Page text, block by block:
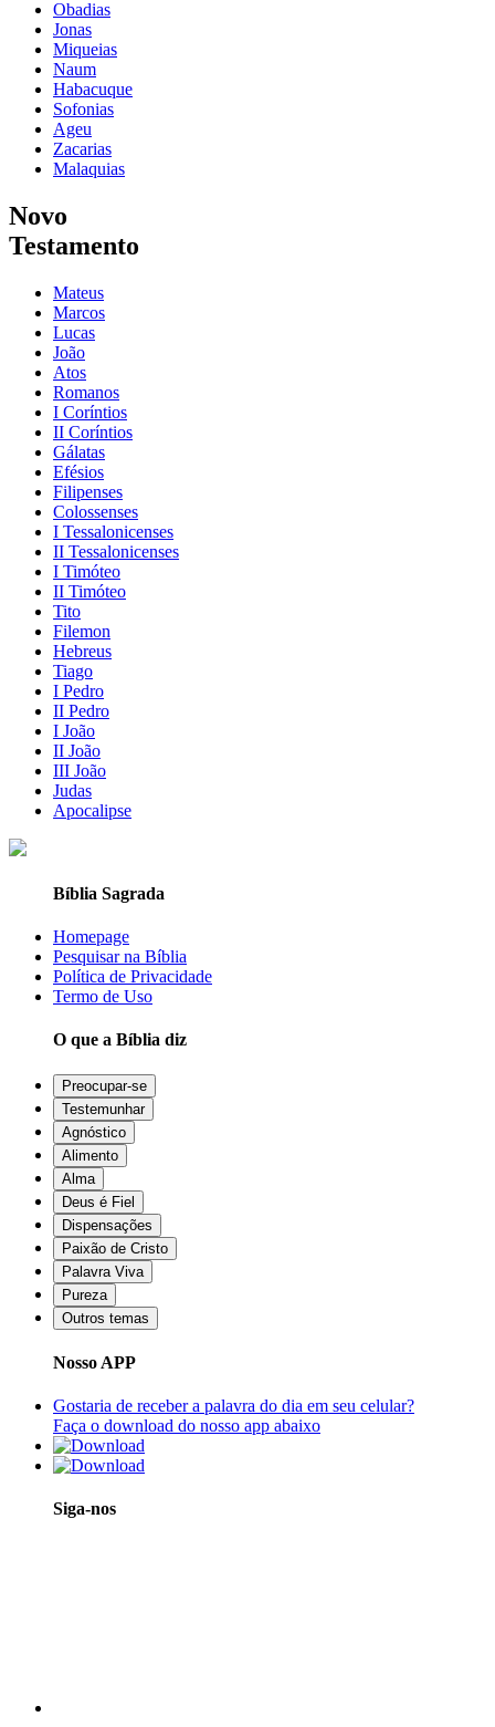
Obadias
Jonas
Miqueias
Naum
Habacuque
Sofonias
Ageu
Zacarias
Malaquias
Novo
Testamento
Mateus
Marcos
Lucas
João
Atos
Romanos
I Coríntios
II Coríntios
Gálatas
Efésios
Filipenses
Colossenses
I Tessalonicenses
II Tessalonicenses
I Timóteo
II Timóteo
Tito
Filemon
Hebreus
Tiago
I Pedro
II Pedro
I João
II João
III João
Judas
Apocalipse
Bíblia Sagrada
Homepage
Pesquisar na Bíblia
Política de Privacidade
Termo de Uso
O que a Bíblia diz
Preocupar-se
Testemunhar
Agnóstico
Alimento
Alma
Deus é Fiel
Dispensações
Paixão de Cristo
Palavra Viva
Pureza
Outros temas
Nosso APP
Gostaria de receber a palavra do dia em seu celular?
Faça o download do nosso app abaixo
Siga-nos